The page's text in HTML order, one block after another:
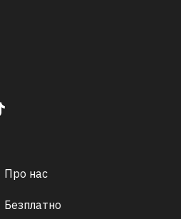
Про нас
Безплатно